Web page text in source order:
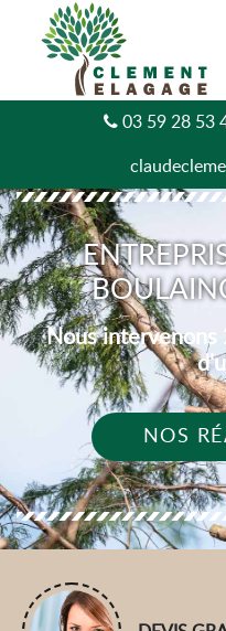
03 59 28 53
Nous
NOS